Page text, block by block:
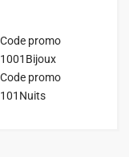
Code promo
1001Bijoux
Code promo
101Nuits